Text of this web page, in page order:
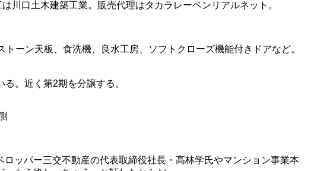
川口土木建築工業。販売代理はタカラレーベンリアルネット。
ーン天板、食洗機、良水工房、ソフトクローズ機能付きドアなど。
る。近く第2期を分譲する。
ッパー三交不動産の代表取締役社長・高林学氏やマンション事業本